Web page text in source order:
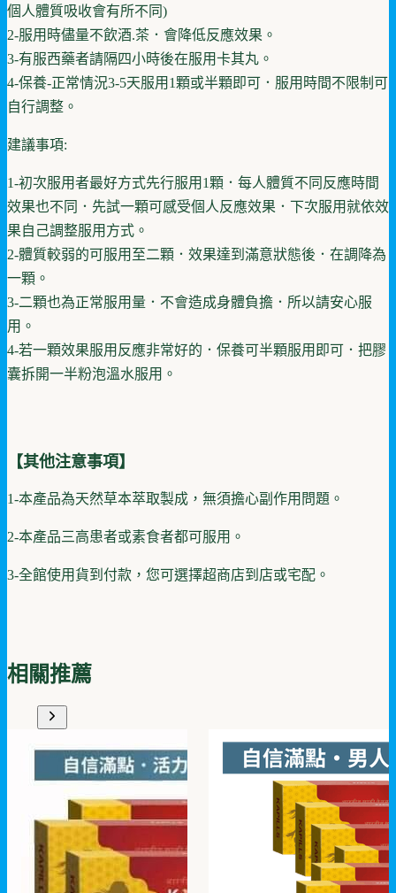
個人體質吸收會有所不同)
2-服用時儘量不飲酒.茶．會降低反應效果。
3-有服西藥者請隔四小時後在服用卡其丸。
4-保養-正常情況3-5天服用1顆或半顆即可．服用時間不限制可
自行調整。
建議事項:
1-初次服用者最好方式先行服用1顆．每人體質不同反應時間
效果也不同．先試一顆可感受個人反應效果．下次服用就依效
果自己調整服用方式。
2-體質較弱的可服用至二顆．效果達到滿意狀態後．在調降為
一顆。
3-二顆也為正常服用量．不會造成身體負擔．所以請安心服
用。
4-若一顆效果服用反應非常好的．保養可半顆服用即可．把膠
囊拆開一半粉泡溫水服用。
【其他注意事項】
1-本產品為天然草本萃取製成，無須擔心副作用問題。
2-本產品三高患者或素食者都可服用。
3-全館使用貨到付款，您可選擇超商店到店或宅配。
相關推薦